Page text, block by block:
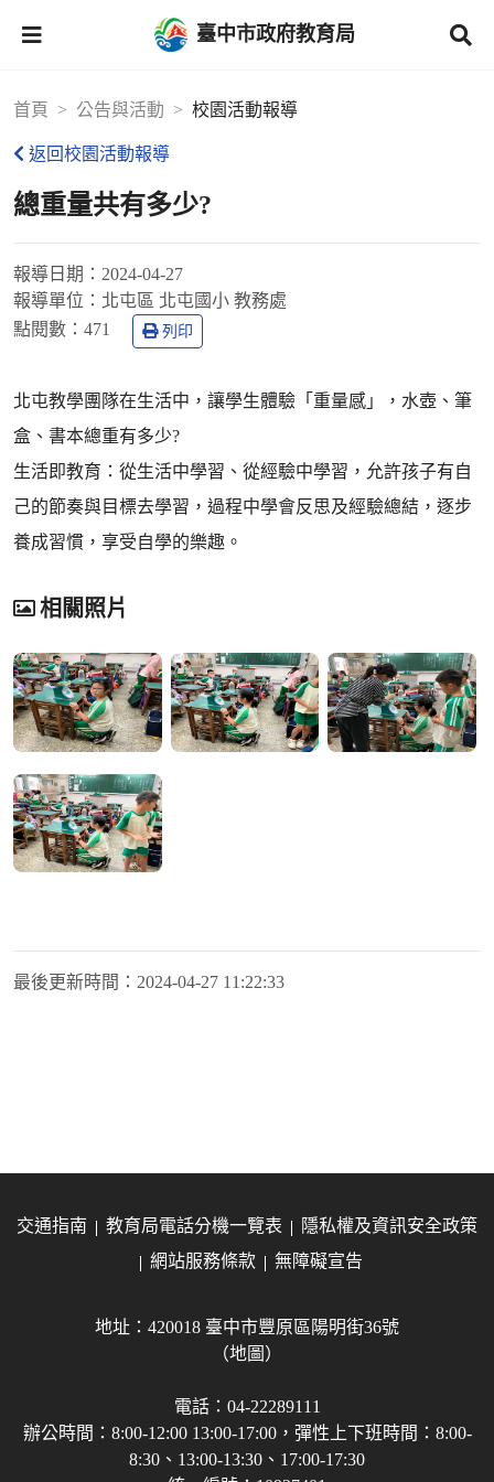
臺中市政府教育局
首頁 公告與活動 校園活動報導
返回校園活動報導
總重量共有多少?
報導日期： 2024-04-27
報導單位： 北屯區 北屯國小 教務處
點閱數： 471 列印
北屯教學團隊在生活中，讓學生體驗「重量感」，水壺、筆
盒、書本總重有多少?
生活即教育：從生活中學習、從經驗中學習，允許孩子有自
己的節奏與目標去學習，過程中學會反思及經驗總結，逐步
養成習慣，享受自學的樂趣。
相關照片
最後更新時間： 2024-04-27 11:22:33
交通指南 教育局電話分機一覽表
隱私權及資訊安全政策
網站服務條款
無障礙宣告
地址：420018 臺中市豐原區陽明街36號
（地圖）
電話：04-22289111
辦公時間：8:00-12:00 13:00-17:00，彈性上下班時間：8:00-
8:30、13:00-13:30、17:00-17:30